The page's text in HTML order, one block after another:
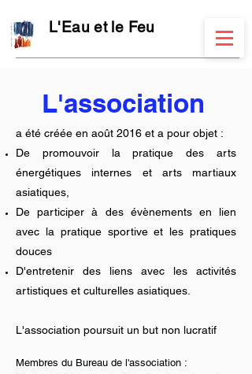
L'Eau et le Feu
L'association
a été créée en août 2016 et a pour objet :
De promouvoir la pratique des arts
énergétiques internes et arts martiaux
asiatiques,
De participer à des évènements en lien
avec la pratique sportive et les pratiques
douces
D'entretenir des liens avec les activités
artistiques et culturelles asiatiques.
L'association poursuit un but non lucratif
Membres du Bureau de l'association :